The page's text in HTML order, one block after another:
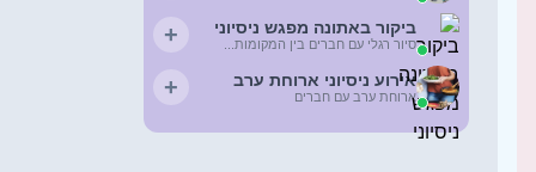
ביקור באתונה מפגש ניסיוני
סיור רגלי עם חברים בין המקומות... +
אירוע ניסיוני ארוחת ערב
ארוחת ערב עם חברים +